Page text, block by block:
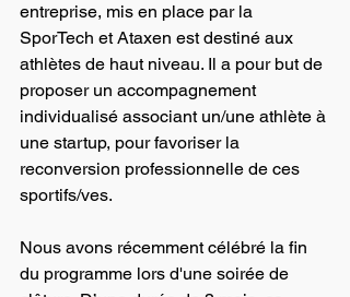
entreprise, mis en place par la
SporTech et Ataxen est destiné aux
athlètes de haut niveau. Il a pour but de
proposer un accompagnement
individualisé associant un/une athlète à
une startup, pour favoriser la
reconversion professionnelle de ces
sportifs/ves.
Nous avons récemment célébré la fin
du programme lors d'une soirée de